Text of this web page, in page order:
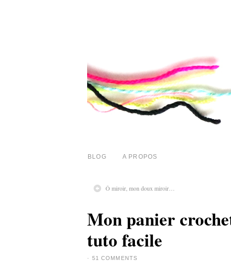
BLOG A PROPOS
Ô miroir, mon doux miroir…
Mon panier
tuto facile
· 51 COMMENTS